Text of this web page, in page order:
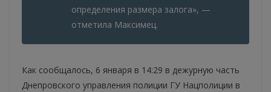
определения размера залога», —
отметила Максимец.
Как сообщалось, 6 января в 14:29 в дежурную часть
Днепровского управления полиции ГУ Нацполиции в